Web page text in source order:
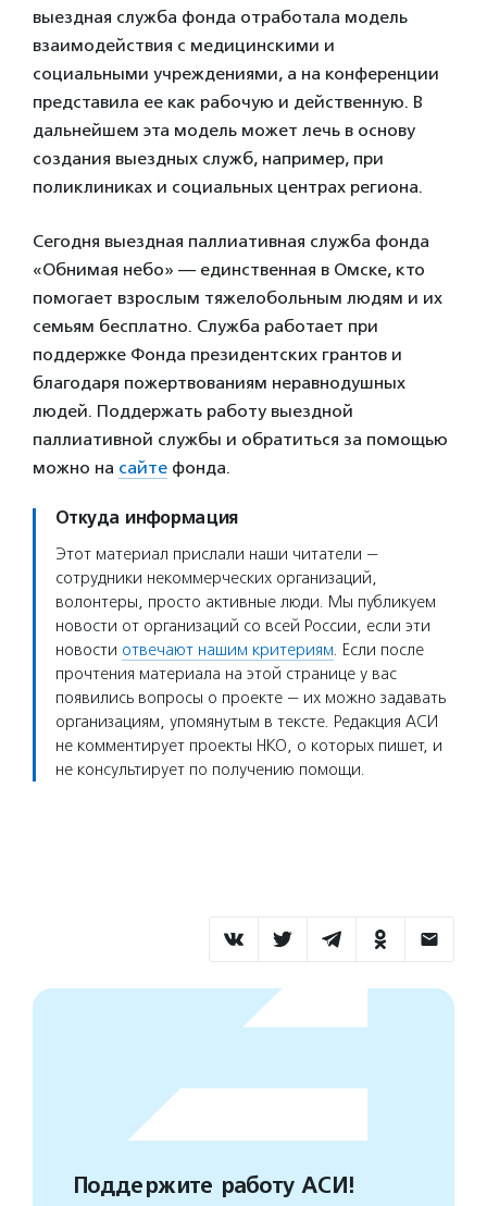
выездная служба фонда отработала модель
взаимодействия с медицинскими и
социальными учреждениями, а на конференции
представила ее как рабочую и действенную. В
дальнейшем эта модель может лечь в основу
создания выездных служб, например, при
поликлиниках и социальных центрах региона.
Сегодня выездная паллиативная служба фонда
«Обнимая небо» — единственная в Омске, кто
помогает взрослым тяжелобольным людям и их
семьям бесплатно. Служба работает при
поддержке Фонда президентских грантов и
благодаря пожертвованиям неравнодушных
людей. Поддержать работу выездной
паллиативной службы и обратиться за помощью
можно на сайте фонда.
Откуда информация
Этот материал прислали наши читатели —
сотрудники некоммерческих организаций,
волонтеры, просто активные люди. Мы публикуем
новости от организаций со всей России, если эти
новости отвечают нашим критериям. Если после
прочтения материала на этой странице у вас
появились вопросы о проекте — их можно задавать
организациям, упомянутым в тексте. Редакция АСИ
не комментирует проекты НКО, о которых пишет, и
не консультирует по получению помощи.
Поддержите работу АСИ!